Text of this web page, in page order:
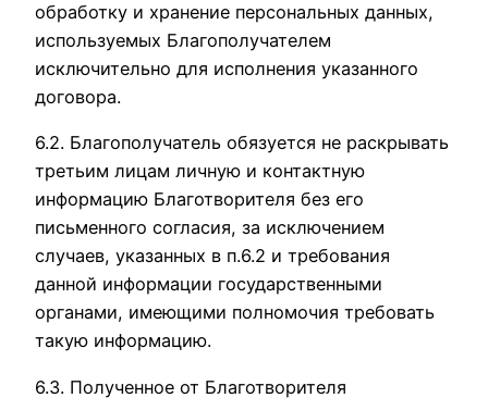
обработку и хранение персональных данных,
используемых Благополучателем
исключительно для исполнения указанного
договора.
6.2. Благополучатель обязуется не раскрывать
третьим лицам личную и контактную
информацию Благотворителя без его
письменного согласия, за исключением
случаев, указанных в п.6.2 и требования
данной информации государственными
органами, имеющими полномочия требовать
такую информацию.
6.3. Полученное от Благотворителя